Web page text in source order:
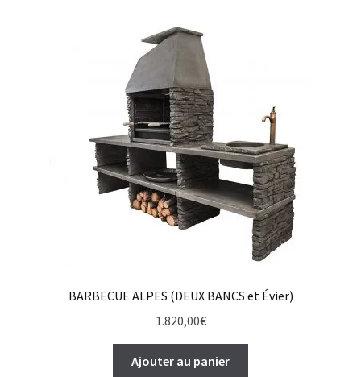
BARBECUE ALPES (DEUX BANCS et Évier)
1.820,00€
Ajouter au panier